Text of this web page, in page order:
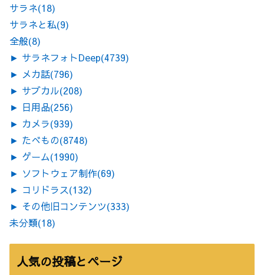
サラネ(18)
サラネと私(9)
全般(8)
► サラネフォトDeep(4739)
► メカ話(796)
► サブカル(208)
► 日用品(256)
► カメラ(939)
► たべもの(8748)
► ゲーム(1990)
► ソフトウェア制作(69)
► コリドラス(132)
► その他旧コンテンツ(333)
未分類(18)
人気の投稿とページ